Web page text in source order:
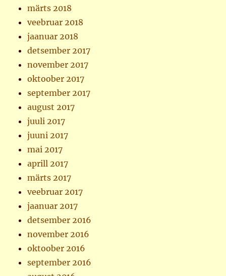
märts 2018
veebruar 2018
jaanuar 2018
detsember 2017
november 2017
oktoober 2017
september 2017
august 2017
juuli 2017
juuni 2017
mai 2017
aprill 2017
märts 2017
veebruar 2017
jaanuar 2017
detsember 2016
november 2016
oktoober 2016
september 2016